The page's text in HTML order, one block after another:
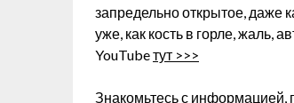
запредельно открытое, даже
уже, как кость в горле, жаль,
YouTubeтут >>>
Знакомьтесь с информацией,